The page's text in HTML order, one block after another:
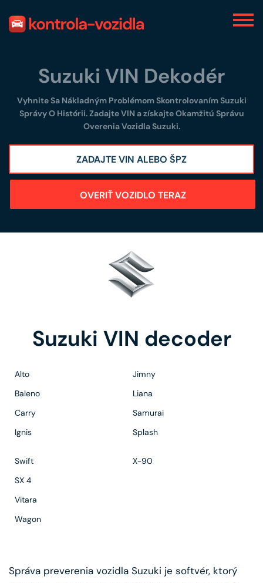
Suzuki VIN Dekodér
Vyhnite Sa Nákladným Problémom Skontrolovaním Suzuki
Správy O Histórii. Zadajte VIN a získajte Okamžitú Správu
Overenia Vozidla Suzuki.
OVERIŤ VOZIDLO TERAZ
Suzuki VIN decoder
Alto
Baleno
Carry
Ignis
Jimny
Liana
Samurai
Splash
Swift
SX 4
Vitara
Wagon
X-90
Správa preverenia vozidla Suzuki je softvér, ktorý